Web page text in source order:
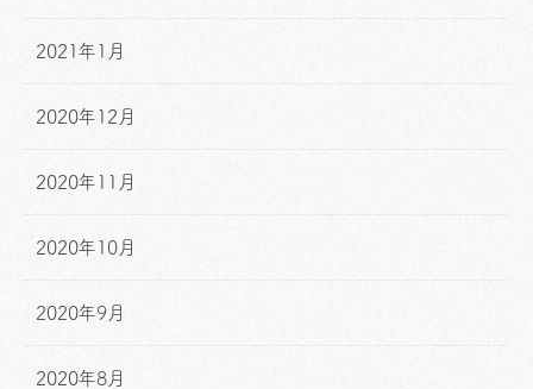
2021年1月
2020年12月
2020年11月
2020年10月
2020年9月
2020年8月